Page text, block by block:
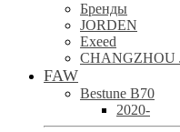
Бренды
JORDEN
Exeed
CHANGZHOU
FAW
Bestune B70
2020-